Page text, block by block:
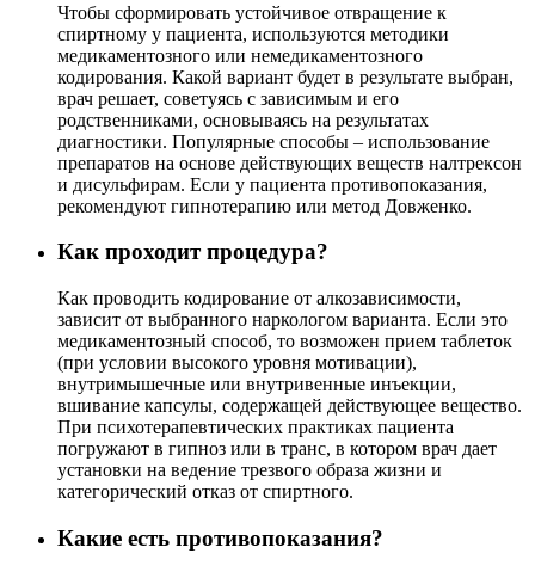
Чтобы сформировать устойчивое отвращение к
спиртному у пациента, используются методики
медикаментозного или немедикаментозного
кодирования. Какой вариант будет в результате выбран,
врач решает, советуясь с зависимым и его
родственниками, основываясь на результатах
диагностики. Популярные способы – использование
препаратов на основе действующих веществ налтрексон
и дисульфирам. Если у пациента противопоказания,
рекомендуют гипнотерапию или метод Довженко.
Как проходит процедура?
Как проводить кодирование от алкозависимости,
зависит от выбранного наркологом варианта. Если это
медикаментозный способ, то возможен прием таблеток
(при условии высокого уровня мотивации),
внутримышечные или внутривенные инъекции,
вшивание капсулы, содержащей действующее вещество.
При психотерапевтических практиках пациента
погружают в гипноз или в транс, в котором врач дает
установки на ведение трезвого образа жизни и
категорический отказ от спиртного.
Какие есть противопоказания?